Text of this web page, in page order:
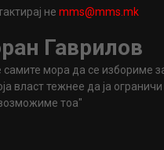
неmms@mms.mk
Гаврилов
самите мора да се избориме
власт тежнее да ја
тоа"